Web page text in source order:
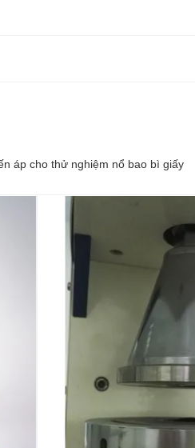
áp cho thử nghiệm nổ bao bì giấy